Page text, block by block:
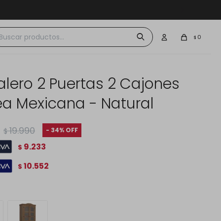
$ 0
2 Puertas 2 Cajones
Mexicana - Natural
$ 19.990 34
$ 9.233
$ 10.552